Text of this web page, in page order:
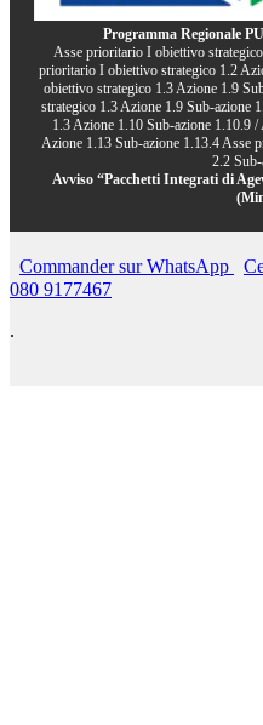
Programma Regionale
Asse prioritario I obiettivo
prioritario I obiettivo strategico 1.2
obiettivo strategico 1.3 Azione 1.9
strategico 1.3 Azione 1.9 Sub-azione
1.3 Azione 1.10 Sub-azione 1.10.9
Azione 1.13 Sub-azione 1.13.4 Asse
2.2
Avviso “Pacchetti Integrati di
Commander sur WhatsApp
080 9177467
.